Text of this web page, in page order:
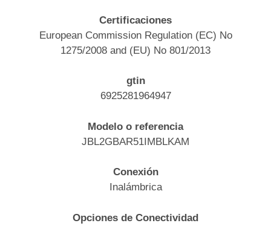
Certificaciones
European Commission Regulation (EC) No
1275/2008 and (EU) No 801/2013
gtin
6925281964947
Modelo o referencia
JBL2GBAR51IMBLKAM
Conexión
Inalámbrica
Opciones de Conectividad